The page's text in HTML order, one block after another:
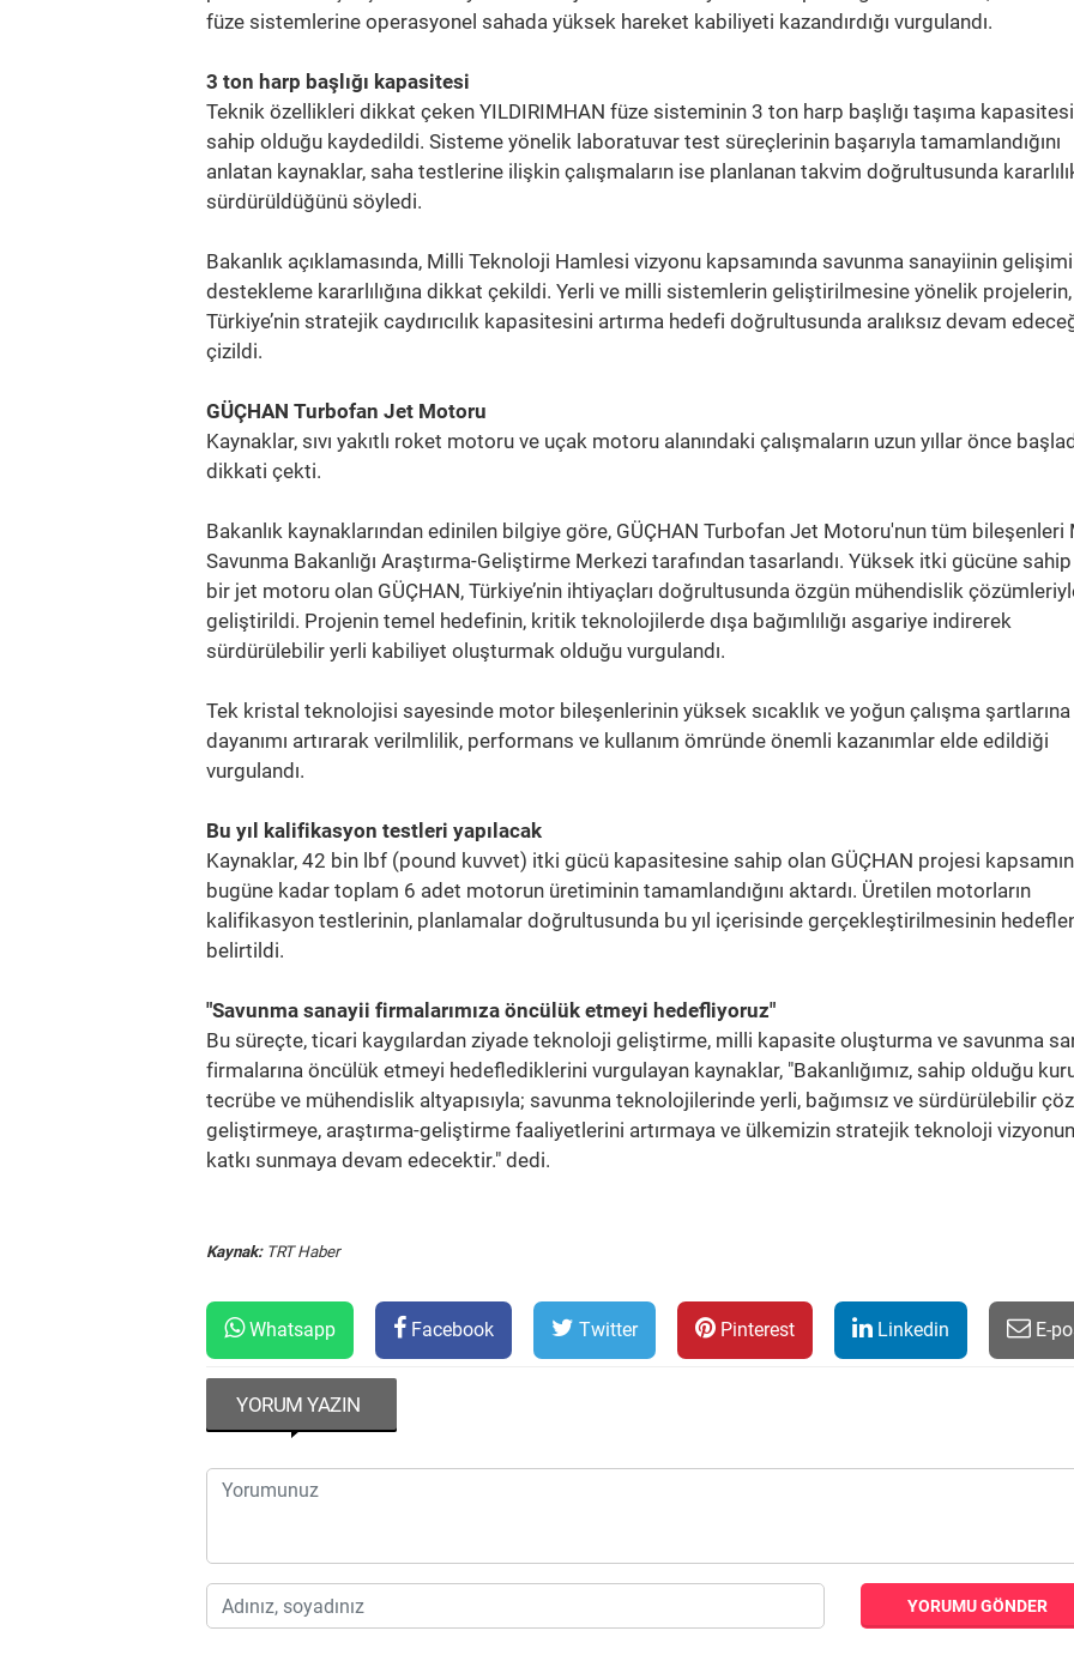
füze sistemlerine operasyonel sahada yüksek hareket kabiliyeti kazandırdığı vurgulandı.
3 ton harp başlığı kapasitesi
Teknik özellikleri dikkat çeken YILDIRIMHAN füze sisteminin 3 ton harp başlığı taşıma
sahip olduğu kaydedildi. Sisteme yönelik laboratuvar test süreçlerinin başarıyla tamamlandığını
anlatan kaynaklar, saha testlerine ilişkin çalışmaların ise planlanan takvim doğrultusunda
sürdürüldüğünü söyledi.
Bakanlık açıklamasında, Milli Teknoloji Hamlesi vizyonu kapsamında savunma sanayiinin
destekleme kararlılığına dikkat çekildi. Yerli ve milli sistemlerin geliştirilmesine yönelik projelerin,
Türkiye’nin stratejik caydırıcılık kapasitesini artırma hedefi doğrultusunda aralıksız devam
çizildi.
GÜÇHAN Turbofan Jet Motoru
Kaynaklar, sıvı yakıtlı roket motoru ve uçak motoru alanındaki çalışmaların uzun yıllar önce
dikkati çekti.
Bakanlık kaynaklarından edinilen bilgiye göre, GÜÇHAN Turbofan Jet Motoru'nun tüm bileşenleri
Savunma Bakanlığı Araştırma-Geliştirme Merkezi tarafından tasarlandı. Yüksek itki gücüne
bir jet motoru olan GÜÇHAN, Türkiye’nin ihtiyaçları doğrultusunda özgün mühendislik
geliştirildi. Projenin temel hedefinin, kritik teknolojilerde dışa bağımlılığı asgariye indirerek
sürdürülebilir yerli kabiliyet oluşturmak olduğu vurgulandı.
Tek kristal teknolojisi sayesinde motor bileşenlerinin yüksek sıcaklık ve yoğun çalışma şartlarına
dayanımı artırarak verilmlilik, performans ve kullanım ömründe önemli kazanımlar elde edildiği
vurgulandı.
Bu yıl kalifikasyon testleri yapılacak
Kaynaklar, 42 bin lbf (pound kuvvet) itki gücü kapasitesine sahip olan GÜÇHAN projesi
bugüne kadar toplam 6 adet motorun üretiminin tamamlandığını aktardı. Üretilen motorların
kalifikasyon testlerinin, planlamalar doğrultusunda bu yıl içerisinde gerçekleştirilmesinin
belirtildi.
"Savunma sanayii firmalarımıza öncülük etmeyi hedefliyoruz"
Bu süreçte, ticari kaygılardan ziyade teknoloji geliştirme, milli kapasite oluşturma ve savunma
firmalarına öncülük etmeyi hedeflediklerini vurgulayan kaynaklar, "Bakanlığımız, sahip olduğu
tecrübe ve mühendislik altyapısıyla; savunma teknolojilerinde yerli, bağımsız ve sürdürülebilir
geliştirmeye, araştırma-geliştirme faaliyetlerini artırmaya ve ülkemizin stratejik teknoloji
katkı sunmaya devam edecektir." dedi.
Kaynak:TRT Haber
Whatsapp Facebook Twitter Pinterest Linkedin E-
YORUM YAZIN
YORUMU GÖNDER